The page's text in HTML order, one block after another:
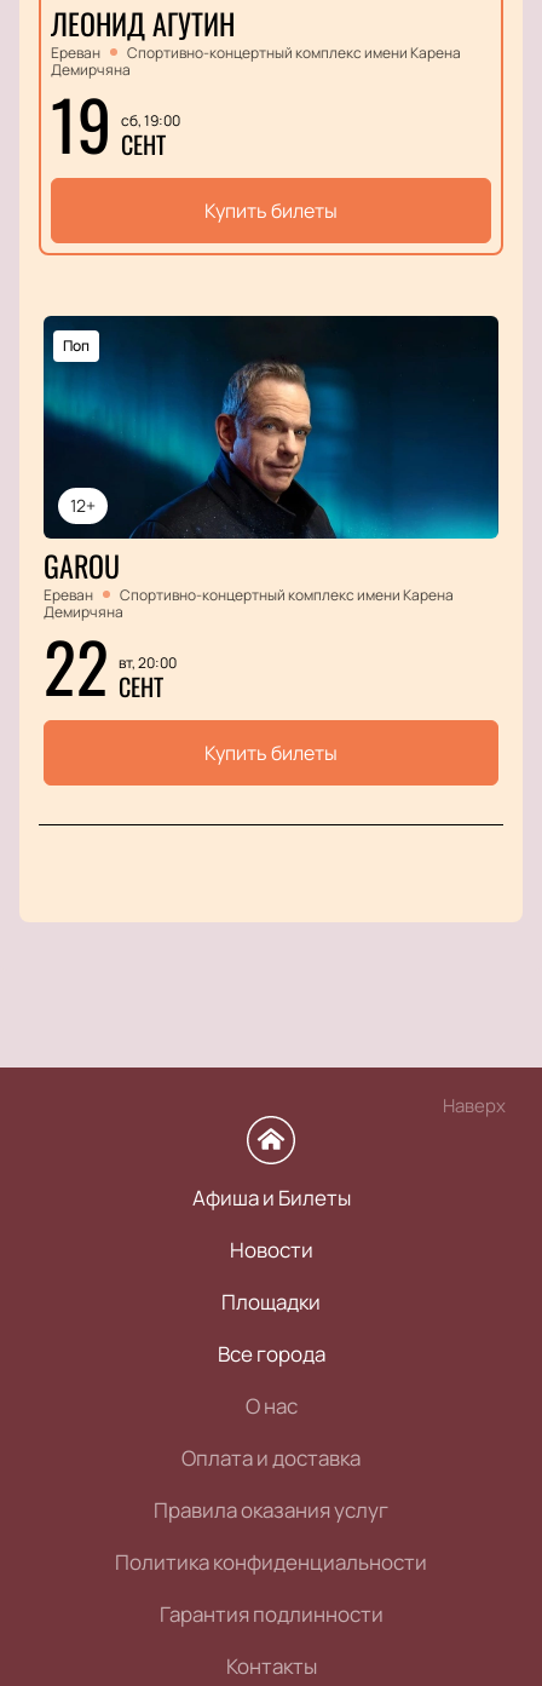
ЛЕОНИД АГУТИН
Ереван
Спортивно-концертный комплекс имени Карена
Демирчяна
19 сб, 19:00
СЕНТ
Купить билеты
12+
Поп
GAROU
Ереван
Спортивно-концертный комплекс имени Карена
Демирчяна
22 вт, 20:00
СЕНТ
Купить билеты
Наверх
Афиша и Билеты
Новости
Площадки
Все города
О нас
Оплата и доставка
Правила оказания услуг
Политика конфиденциальности
Гарантия подлинности
Контакты